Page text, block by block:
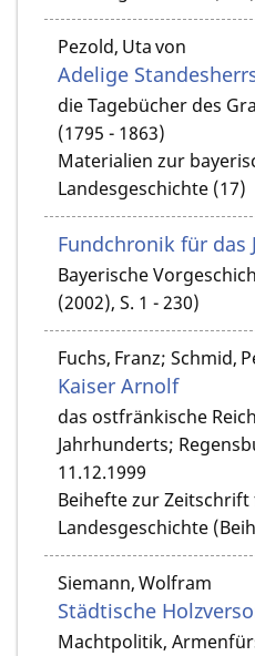
Pezold, Uta von
Adelige
die Tagebücher des
(1795 - 1863)
Materialien zur
Landesgeschichte (17)
Fundchronik für das
Bayerische
(2002), S. 1 - 230)
Fuchs, Franz; Schmid,
Kaiser Arnolf
das ostfränkische
Jahrhunderts;
11.12.1999
Beihefte zur
Landesgeschichte
Siemann, Wolfram
Städtische
Machtpolitik,